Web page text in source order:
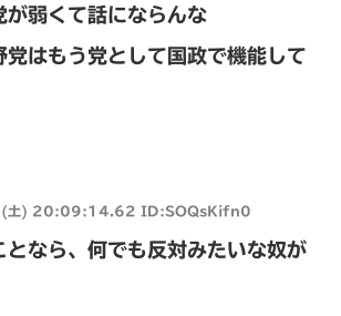
が弱くて話にならんな
党はもう党として国政で機能して
) 20:09:14.62 ID:SOQsKifn0
となら、何でも反対みたいな奴が